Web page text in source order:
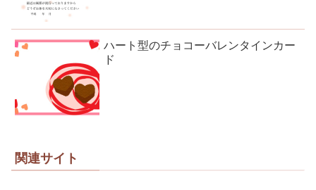
ハート型のチョコーバレンタインカー
ド
関連サイト